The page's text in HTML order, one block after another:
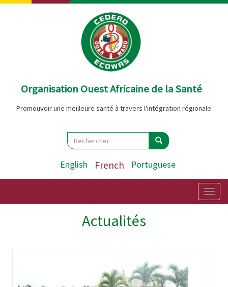
Aller
Organisation Ouest Africaine de la Santé
Promouvoir une meilleure santé à travers l'intégration régionale
Search
Rechercher Rechercher
English French Portuguese
Actualités